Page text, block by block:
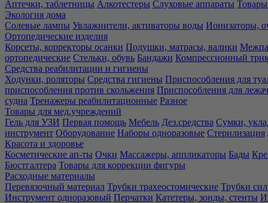
Аптечки, таблетницы Алкотестеры Слуховые аппараты Товары
Экология дома
Солевые лампы Увлажнители, активаторы воды Ионизаторы,
Ортопедические изделия
Корсеты, корректоры осанки Подушки, матрасы, валики
ортопедические Стельки, обувь Бандажи Компрессионный
Средства реабилитации и гигиены
Ходунки, роляторы Средства гигиены Приспособления для
приспособления против скольжения Приспособления для
судна Тренажеры реабилитационные Разное
Товары для мед.учреждений
Гель для УЗИ Первая помощь Мебель Дез.средства Сумки,
инструмент Оборудование Наборы одноразовые Стерилизация
Красота и здоровье
Косметические ап-ты Очки Массажеры, аппликаторы Бады
Бюстгалтера Товары для коррекции фигуры
Расходные материалы
Перевязочный материал Трубки трахеостомические Трубки
Инструмент одноразовый Перчатки Катетеры, зонды, стенты